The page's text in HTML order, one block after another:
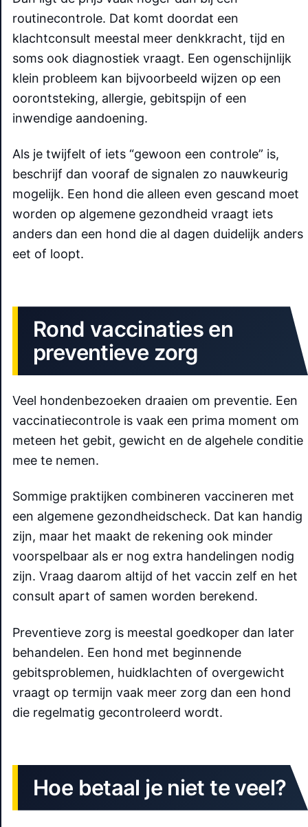
routinecontrole. Dat komt doordat een
klachtconsult meestal meer denkkracht, tijd en
soms ook diagnostiek vraagt. Een ogenschijnlijk
klein probleem kan bijvoorbeeld wijzen op een
oorontsteking, allergie, gebitspijn of een
inwendige aandoening.
Als je twijfelt of iets “gewoon een controle” is,
beschrijf dan vooraf de signalen zo nauwkeurig
mogelijk. Een hond die alleen even gescand moet
worden op algemene gezondheid vraagt iets
anders dan een hond die al dagen duidelijk anders
eet of loopt.
Rond vaccinaties en
preventieve zorg
Veel hondenbezoeken draaien om preventie. Een
vaccinatiecontrole is vaak een prima moment om
meteen het gebit, gewicht en de algehele conditie
mee te nemen.
Sommige praktijken combineren vaccineren met
een algemene gezondheidscheck. Dat kan handig
zijn, maar het maakt de rekening ook minder
voorspelbaar als er nog extra handelingen nodig
zijn. Vraag daarom altijd of het vaccin zelf en het
consult apart of samen worden berekend.
Preventieve zorg is meestal goedkoper dan later
behandelen. Een hond met beginnende
gebitsproblemen, huidklachten of overgewicht
vraagt op termijn vaak meer zorg dan een hond
die regelmatig gecontroleerd wordt.
Hoe betaal je niet te veel?